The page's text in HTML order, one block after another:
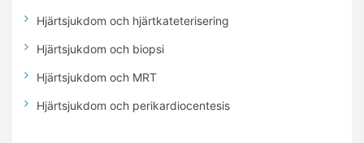
Hjärtsjukdom och hjärtkateterisering
Hjärtsjukdom och biopsi
Hjärtsjukdom och MRT
Hjärtsjukdom och perikardiocentesis